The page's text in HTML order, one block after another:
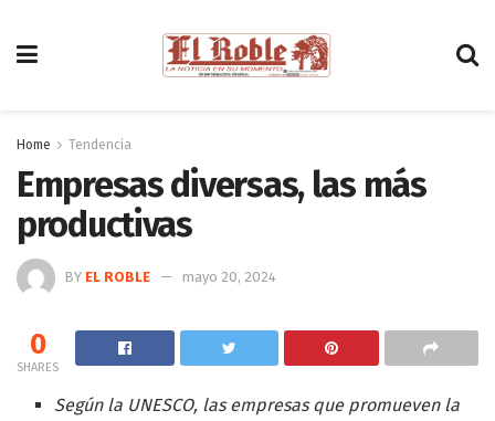
Home Tendencia
Empresas diversas, las más
productivas
BY EL ROBLE mayo 20, 2024
0
SHARES
Según la UNESCO, las empresas que promueven la